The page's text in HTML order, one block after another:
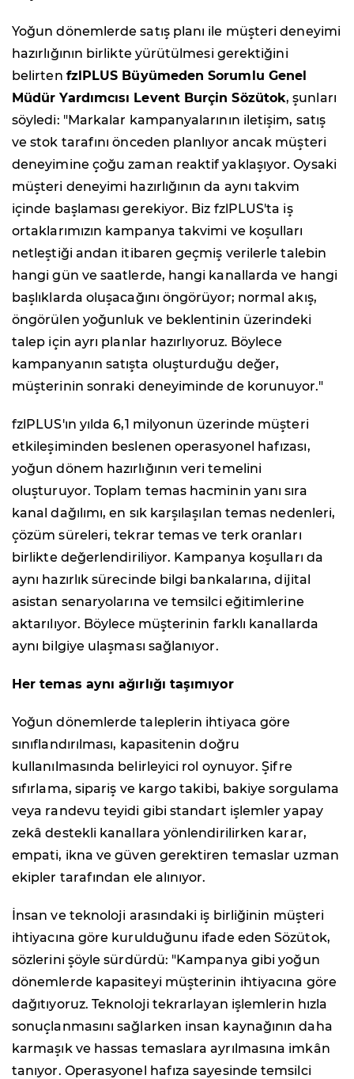
Yoğun dönemlerde satış planı ile müşteri deneyimi
hazırlığının birlikte yürütülmesi gerektiğini
belirten fzlPLUS Büyümeden Sorumlu Genel
Müdür Yardımcısı Levent Burçin Sözütok, şunları
söyledi: "Markalar kampanyalarının iletişim, satış
ve stok tarafını önceden planlıyor ancak müşteri
deneyimine çoğu zaman reaktif yaklaşıyor. Oysaki
müşteri deneyimi hazırlığının da aynı takvim
içinde başlaması gerekiyor. Biz fzlPLUS'ta iş
ortaklarımızın kampanya takvimi ve koşulları
netleştiği andan itibaren geçmiş verilerle talebin
hangi gün ve saatlerde, hangi kanallarda ve hangi
başlıklarda oluşacağını öngörüyor; normal akış,
öngörülen yoğunluk ve beklentinin üzerindeki
talep için ayrı planlar hazırlıyoruz. Böylece
kampanyanın satışta oluşturduğu değer,
müşterinin sonraki deneyiminde de korunuyor."
fzlPLUS'ın yılda 6,1 milyonun üzerinde müşteri
etkileşiminden beslenen operasyonel hafızası,
yoğun dönem hazırlığının veri temelini
oluşturuyor. Toplam temas hacminin yanı sıra
kanal dağılımı, en sık karşılaşılan temas nedenleri,
çözüm süreleri, tekrar temas ve terk oranları
birlikte değerlendiriliyor. Kampanya koşulları da
aynı hazırlık sürecinde bilgi bankalarına, dijital
asistan senaryolarına ve temsilci eğitimlerine
aktarılıyor. Böylece müşterinin farklı kanallarda
aynı bilgiye ulaşması sağlanıyor.
Her temas aynı ağırlığı taşımıyor
Yoğun dönemlerde taleplerin ihtiyaca göre
sınıflandırılması, kapasitenin doğru
kullanılmasında belirleyici rol oynuyor. Şifre
sıfırlama, sipariş ve kargo takibi, bakiye sorgulama
veya randevu teyidi gibi standart işlemler yapay
zekâ destekli kanallara yönlendirilirken karar,
empati, ikna ve güven gerektiren temaslar uzman
ekipler tarafından ele alınıyor.
İnsan ve teknoloji arasındaki iş birliğinin müşteri
ihtiyacına göre kurulduğunu ifade eden Sözütok,
sözlerini şöyle sürdürdü: "Kampanya gibi yoğun
dönemlerde kapasiteyi müşterinin ihtiyacına göre
dağıtıyoruz. Teknoloji tekrarlayan işlemlerin hızla
sonuçlanmasını sağlarken insan kaynağının daha
karmaşık ve hassas temaslara ayrılmasına imkân
tanıyor. Operasyonel hafıza sayesinde temsilci